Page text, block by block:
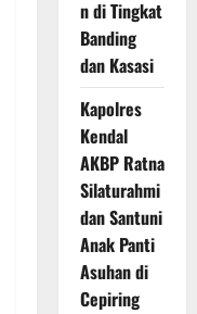
n di Tingkat
Banding
dan Kasasi
Kapolres
Kendal
AKBP Ratna
Silaturahmi
dan Santuni
Anak Panti
Asuhan di
Cepiring